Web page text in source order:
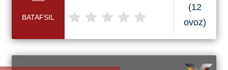
BATAFSIL
(12
ovoz)